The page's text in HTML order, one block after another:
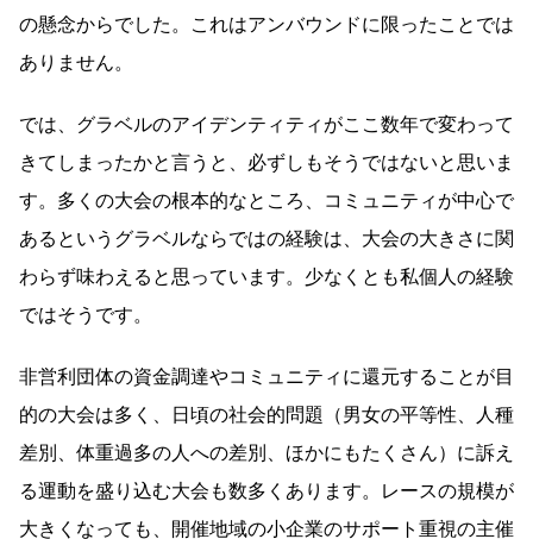
の懸念からでした。これはアンバウンドに限ったことでは
ありません。
では、グラベルのアイデンティティがここ数年で変わって
きてしまったかと言うと、必ずしもそうではないと思いま
す。多くの大会の根本的なところ、コミュニティが中心で
あるというグラベルならではの経験は、大会の大きさに関
わらず味わえると思っています。少なくとも私個人の経験
ではそうです。
非営利団体の資金調達やコミュニティに還元することが目
的の大会は多く、日頃の社会的問題（男女の平等性、人種
差別、体重過多の人への差別、ほかにもたくさん）に訴え
る運動を盛り込む大会も数多くあります。レースの規模が
大きくなっても、開催地域の小企業のサポート重視の主催